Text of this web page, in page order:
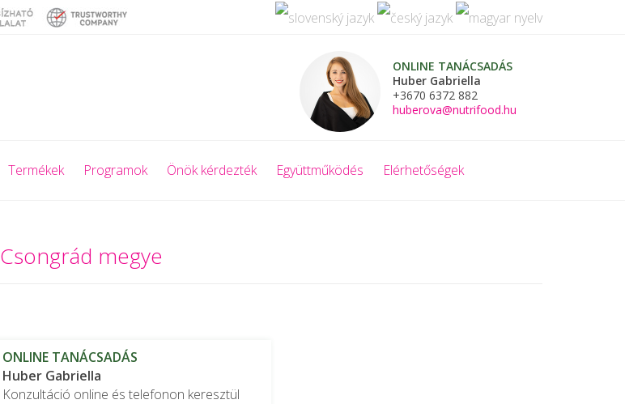
ONLINE TANÁCSADÁS
Huber Gabriella
+3670 6372 882
huberova@nutrifood.hu
Termékek Programok Önök kérdezték Együttműködés Elérhetőségek
Csongrád megye
ONLINE TANÁCSADÁS
Huber Gabriella
Konzultáció online és telefonon keresztül